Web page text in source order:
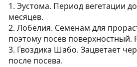
1. Эустома. Период вегетации
месяцев.
2. Лобелия. Семенам для
поэтому посев поверхностный.
3. Гвоздика Шабо. Зацветает
после посева.